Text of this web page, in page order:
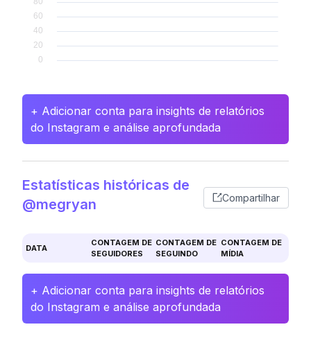
+ Adicionar conta para insights de relatórios
do Instagram e análise aprofundada
Estatísticas históricas de
@megryan
Compartilhar
DATA
CONTAGEM DE
SEGUIDORES
CONTAGEM DE
SEGUINDO
CONTAGEM DE
MÍDIA
+ Adicionar conta para insights de relatórios
do Instagram e análise aprofundada